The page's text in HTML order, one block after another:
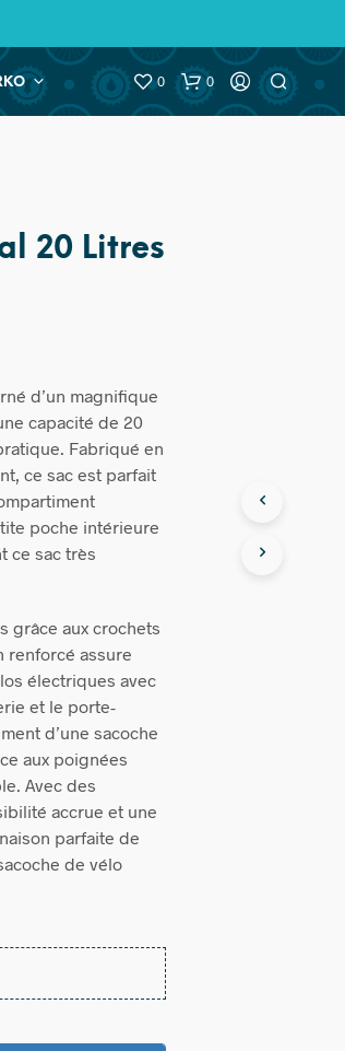
0 0
20 Litres
d’un magnifique
capacité de 20
Fabriqué en
ce sac est parfait
poche intérieure
ce sac très
grâce aux crochets
renforcé assure
électriques avec
et le porte-
d’une sacoche
aux poignées
Avec des
accrue et une
parfaite de
de vélo